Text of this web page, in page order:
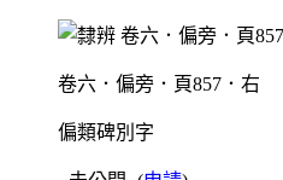
卷六．偏旁．頁857．右
偏類碑別字